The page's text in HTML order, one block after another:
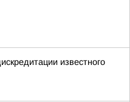
известного